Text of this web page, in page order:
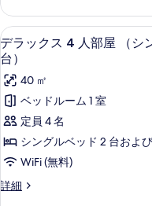
て
の
写
真
を
表
示
す
す
べ
て
の
写
真
を
表
示
の
細
ー
ム
（シ
ン
グ
ル
ベ
ッ
2
ス
ト
リ
プ
ル
ル
ー
ム
（シ
ン
ル
ベ
ッ
デ
ラ
ッ
ク
ス
4
人
部
屋
5
デラックス 4 人部屋 （シ
台）
40 ㎡
ベッドルーム 1 室
定員 4 名
シングルベッド 2 台およ
WiFi (無料)
詳細
デ